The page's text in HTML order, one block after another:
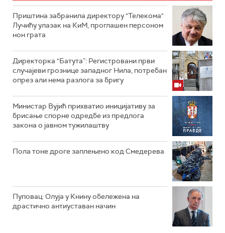
Приштина забранила директору "Телекома"
Лучићу улазак на КиМ, проглашен персоном
нон грата
Директорка "Батута”: Регистровани први
случајеви грознице западног Нила, потребан
опрез али нема разлога за бригу
Министар Вујић прихватио иницијативу за
брисање спорне одредбе из предлога
закона o јавном тужилаштву
Пола тоне дроге заплењено код Смедерева
Пуповац: Олуја у Книну обележена на
драстично антиуставан начин